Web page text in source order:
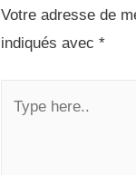
Votre adresse de
indiqués avec*